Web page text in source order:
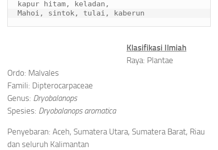
kapur hitam, keladan,
Mahoi, sintok, tulai, kaberun
Klasifikasi Ilmiah
Raya: Plantae
Ordo: Malvales
Famili: Dipterocarpaceae
Genus: Dryobalanops
Spesies: Dryobalanops aromatica
Penyebaran: Aceh, Sumatera Utara, Sumatera Barat, Riau
dan seluruh Kalimantan